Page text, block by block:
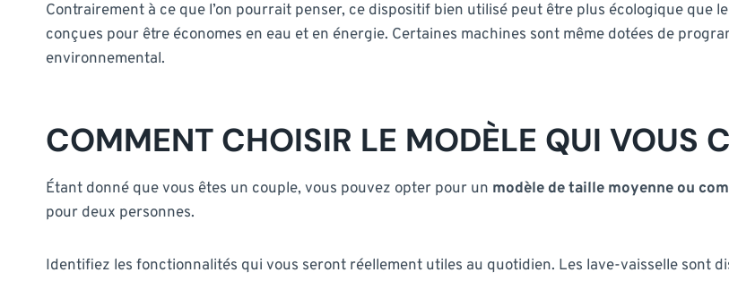
Contrairement à ce que l’on pourrait penser, ce dispositif bien utilisé peut être plus écologique que
conçues pour être économes en eau et en énergie. Certaines machines sont même dotées de
environnemental.
COMMENT CHOISIR LE MODÈLE QUI VOUS
Étant donné que vous êtes un couple, vous pouvez opter pour un modèle de taille moyenne ou
pour deux personnes.
Identifiez les fonctionnalités qui vous seront réellement utiles au quotidien. Les lave-vaisselle sont